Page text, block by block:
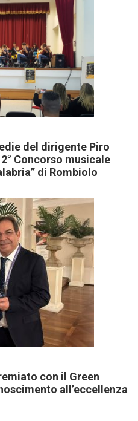
del dirigente Piro
Concorso musicale
di Rombiolo
con il Green
all’eccellenza